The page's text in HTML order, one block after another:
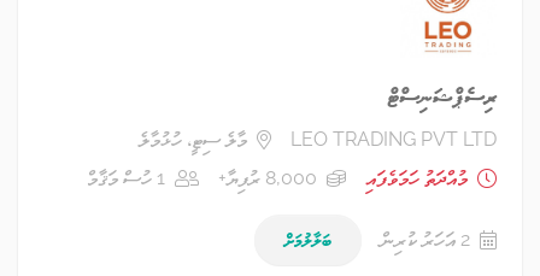
ރިސެޕްޝަނިސްޓް
LEO TRADING PVT LTD
މާލެ ސިޓީ، ހުޅުމާލެ
މުއްދަތު ހަމަވެފައި
8,000 ރުފިޔާ+ 1 ހުސް މަޤާމް
2 އަހަރު ކުރިން ބަލާލުމަށް